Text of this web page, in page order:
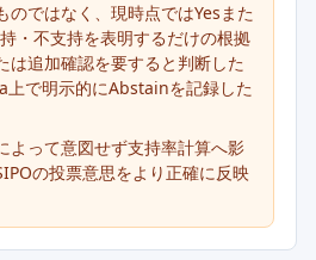
のではなく、現時点ではYesまた
・不支持を表明するだけの根拠
は追加確認を要すると判断した
上で明示的にAbstainを記録した
よって意図せず支持率計算へ影
の投票意思をより正確に反映